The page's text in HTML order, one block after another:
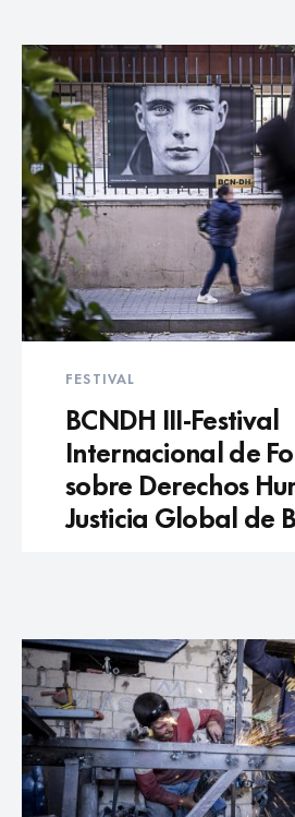
FESTIVAL
BCNDH III-Festival
Internacional de
sobre Derechos
Justicia Global de